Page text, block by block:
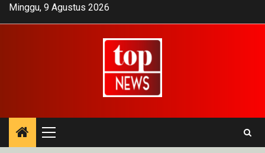
SkipMinggu, 9 Agustus 2026
Primary
Menu